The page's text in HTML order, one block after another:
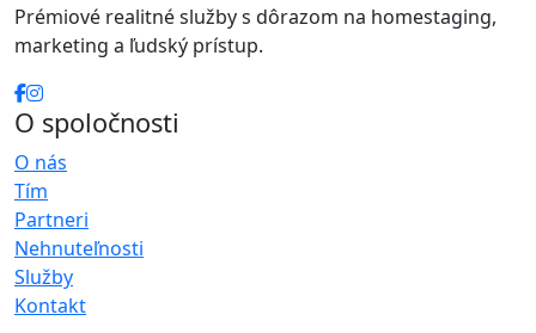
Prémiové realitné služby s dôrazom na homestaging,
marketing a ľudský prístup.
O spoločnosti
O nás
Tím
Partneri
Nehnuteľnosti
Služby
Kontakt